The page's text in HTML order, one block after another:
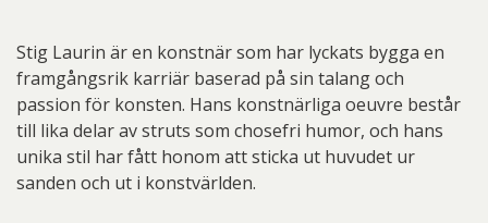
Stig Laurin är en konstnär som har lyckats bygga en
framgångsrik karriär baserad på sin talang och
passion för konsten. Hans konstnärliga oeuvre består
till lika delar av struts som chosefri humor, och hans
unika stil har fått honom att sticka ut huvudet ur
sanden och ut i konstvärlden.